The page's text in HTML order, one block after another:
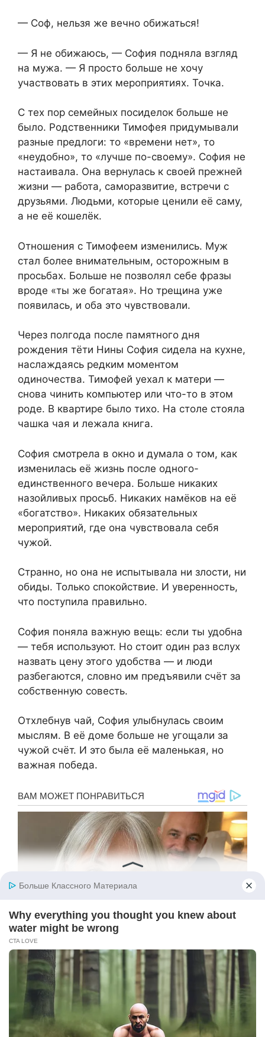
— Соф, нельзя же вечно обижаться!
— Я не обижаюсь, — София подняла взгляд
на мужа. — Я просто больше не хочу
участвовать в этих мероприятиях. Точка.
С тех пор семейных посиделок больше не
было. Родственники Тимофея придумывали
разные предлоги: то «времени нет», то
«неудобно», то «лучше по-своему». София не
настаивала. Она вернулась к своей прежней
жизни — работа, саморазвитие, встречи с
друзьями. Людьми, которые ценили её саму,
а не её кошелёк.
Отношения с Тимофеем изменились. Муж
стал более внимательным, осторожным в
просьбах. Больше не позволял себе фразы
вроде «ты же богатая». Но трещина уже
появилась, и оба это чувствовали.
Через полгода после памятного дня
рождения тёти Нины София сидела на кухне,
наслаждаясь редким моментом
одиночества. Тимофей уехал к матери —
снова чинить компьютер или что-то в этом
роде. В квартире было тихо. На столе стояла
чашка чая и лежала книга.
София смотрела в окно и думала о том, как
изменилась её жизнь после одного-
единственного вечера. Больше никаких
назойливых просьб. Никаких намёков на её
«богатство». Никаких обязательных
мероприятий, где она чувствовала себя
чужой.
Странно, но она не испытывала ни злости, ни
обиды. Только спокойствие. И уверенность,
что поступила правильно.
София поняла важную вещь: если ты удобна
— тебя используют. Но стоит один раз вслух
назвать цену этого удобства — и люди
разбегаются, словно им предъявили счёт за
собственную совесть.
Отхлебнув чай, София улыбнулась своим
мыслям. В её доме больше не угощали за
чужой счёт. И это была её маленькая, но
важная победа.